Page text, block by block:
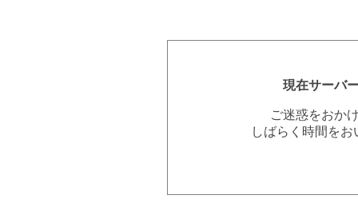
現在サーバ
ご迷惑をおか
しばらく時間を